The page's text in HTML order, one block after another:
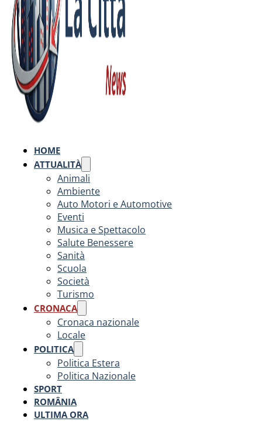
HOME
ATTUALITÀ
Animali
Ambiente
Auto Motori e Automotive
Eventi
Musica e Spettacolo
Salute Benessere
Sanità
Scuola
Società
Turismo
CRONACA
Cronaca nazionale
Locale
POLITICA
Politica Estera
Politica Nazionale
SPORT
ROMÂNIA
ULTIMA ORA